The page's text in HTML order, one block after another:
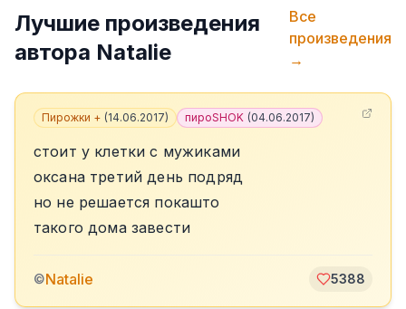
Лучшие произведения
автора Natalie
Все
произведения
→
Пирожки + (14.06.2017) пироSHOK (04.06.2017)
стоит у клетки с мужиками
оксана третий день подряд
но не решается покашто
такого дома завести
©Natalie 5388